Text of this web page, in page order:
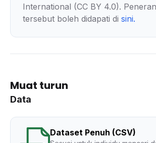
International (CC BY 4.0).
tersebut boleh didapati di sini.
Muat turun
Data
Dataset Penuh (CSV)